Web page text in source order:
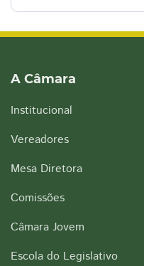
A Câmara
Institucional
Vereadores
Mesa Diretora
Comissões
Câmara Jovem
Escola do Legislativo